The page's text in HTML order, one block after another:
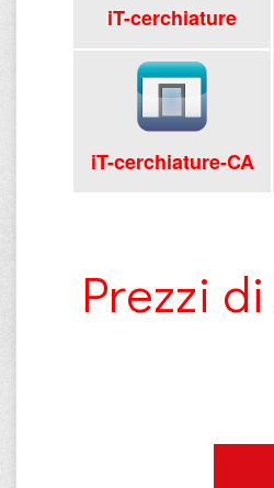
iT-cerchiature
iT-cerchiature-CA
Prezzi